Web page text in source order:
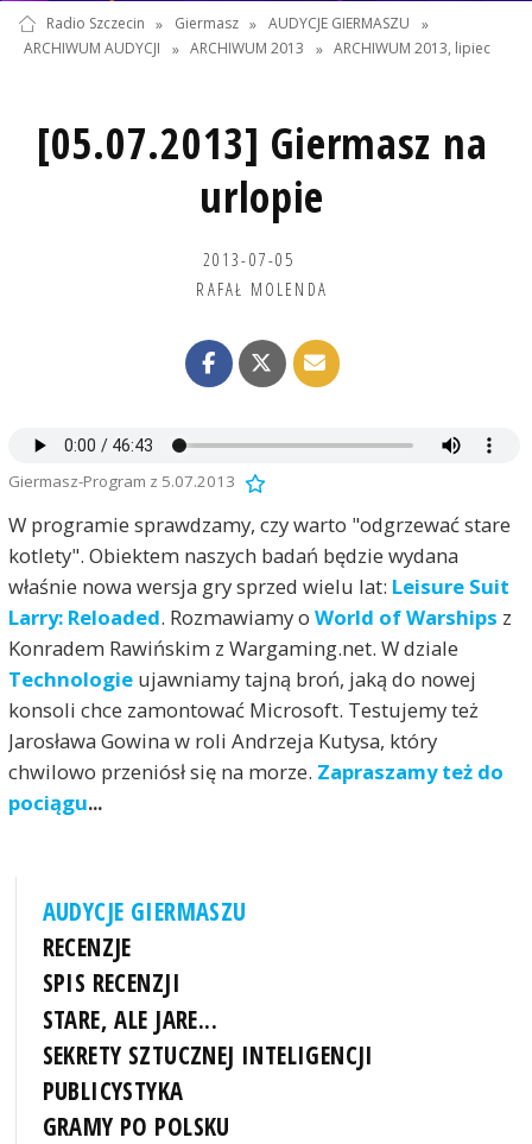
Radio Szczecin » Giermasz » AUDYCJE GIERMASZU
»
ARCHIWUM AUDYCJI
» ARCHIWUM 2013 » ARCHIWUM 2013, lipiec
[05.07.2013] Giermasz na
urlopie
2013-07-05
RAFAŁ MOLENDA
Giermasz-Program z 5.07.2013
W programie sprawdzamy, czy warto "odgrzewać stare
kotlety". Obiektem naszych badań będzie wydana
właśnie nowa wersja gry sprzed wielu lat: Leisure Suit
Larry: Reloaded. Rozmawiamy o World of Warships z
Konradem Rawińskim z Wargaming.net. W dziale
Technologieujawniamy tajną broń, jaką do nowej
konsoli chce zamontować Microsoft. Testujemy też
Jarosława Gowina w roli Andrzeja Kutysa, który
chwilowo przeniósł się na morze. Zapraszamy też do
pociągu...
AUDYCJE GIERMASZU
RECENZJE
SPIS RECENZJI
STARE, ALE JARE...
SEKRETY SZTUCZNEJ INTELIGENCJI
PUBLICYSTYKA
GRAMY PO POLSKU